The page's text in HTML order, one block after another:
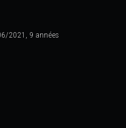
2021, 9 années